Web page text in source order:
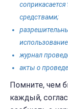
средствами;
журнал
акты о
Помните, чем
каждый,